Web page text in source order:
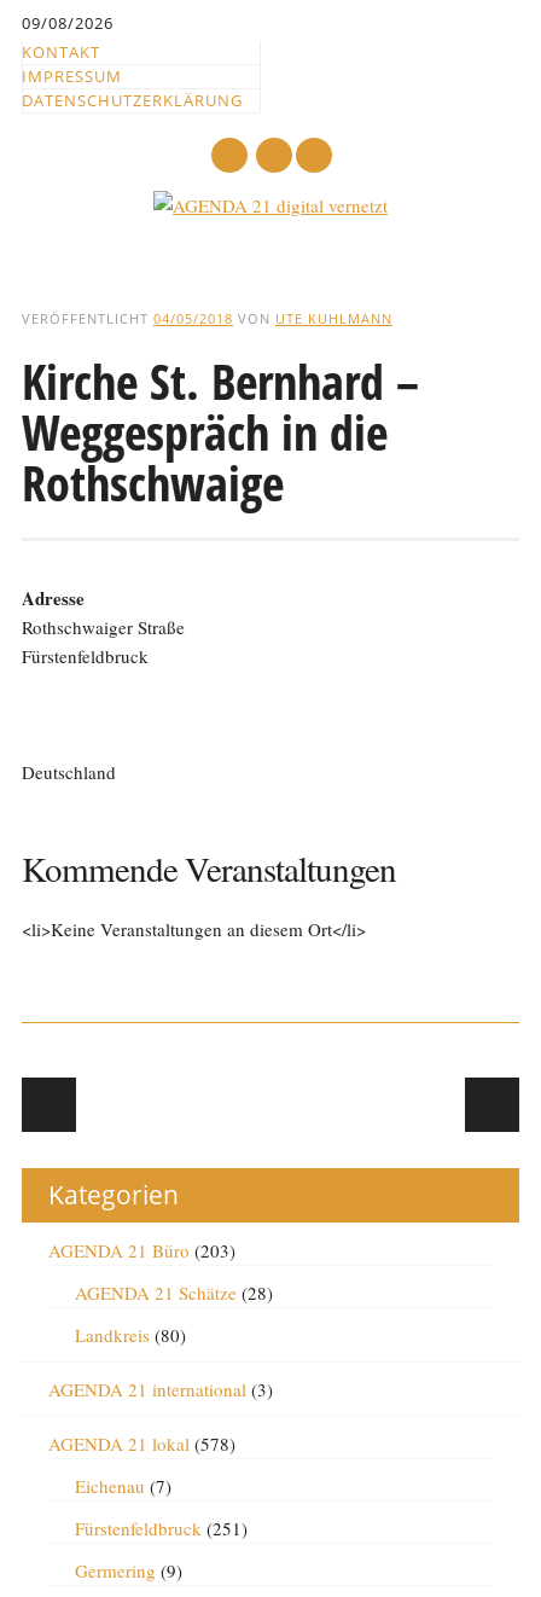
springen
09/08/2026
KONTAKT
IMPRESSUM
DATENSCHUTZERKLÄRUNG
und
Text
VERÖFFENTLICHT 04/05/2018 VON UTE KUHLMANN
Kirche St. Bernhard –
Weggespräch in die
Rothschwaige
Adresse
Rothschwaiger Straße
Fürstenfeldbruck
Deutschland
Kommende Veranstaltungen
<li>Keine Veranstaltungen an diesem Ort</li>
Post navigation
Kategorien
AGENDA 21 Büro (203)
AGENDA 21 Schätze(28)
Landkreis(80)
AGENDA 21 international(3)
AGENDA 21 lokal(578)
Eichenau (7)
Fürstenfeldbruck(251)
Germering (9)